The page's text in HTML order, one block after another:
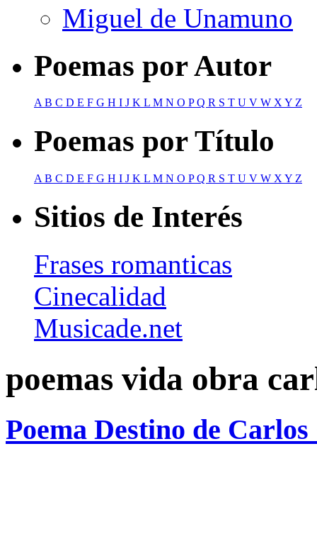
Miguel de Unamuno
Poemas por Autor
AB C D E F G H I J K L M N O PQ R S T U V W XY Z
Poemas por Título
A B C D E F G H I J K L M N O PQ R S T U V W X Y Z
Sitios de Interés
Frases romanticas
Cinecalidad
Musicade.net
poemas vida obra
Poema Destino de